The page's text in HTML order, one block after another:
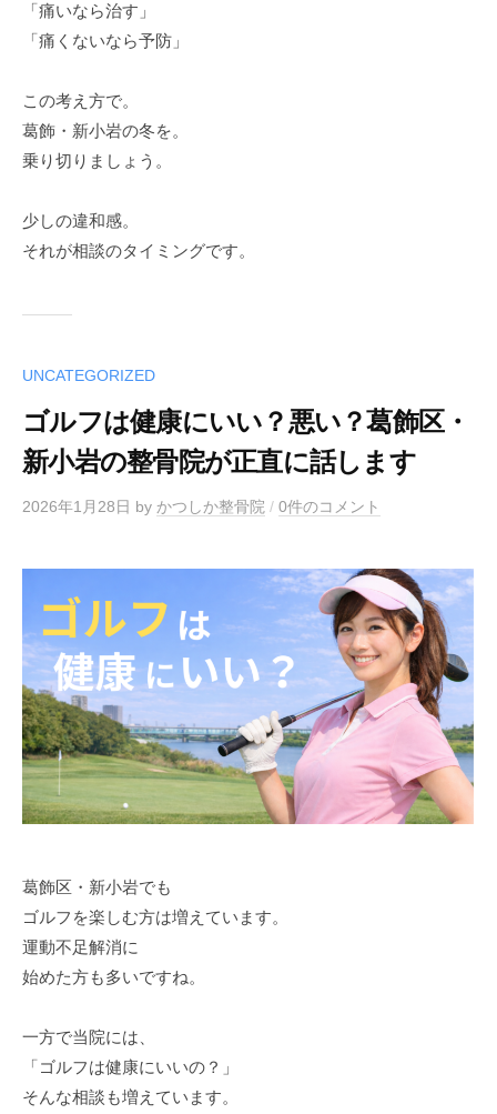
「痛いなら治す」
「痛くないなら予防」
この考え方で。
葛飾・新小岩の冬を。
乗り切りましょう。
少しの違和感。
それが相談のタイミングです。
UNCATEGORIZED
ゴルフは健康にいい？悪い？葛飾区・
新小岩の整骨院が正直に話します
2026年1月28日 by かつしか整骨院 / 0件のコメント
葛飾区・新小岩でも
ゴルフを楽しむ方は増えています。
運動不足解消に
始めた方も多いですね。
一方で当院には、
「ゴルフは健康にいいの？」
そんな相談も増えています。